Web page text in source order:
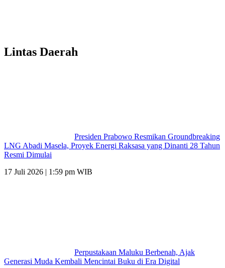
Lintas Daerah
Presiden Prabowo Resmikan Groundbreaking
LNG Abadi Masela, Proyek Energi Raksasa yang Dinanti 28 Tahun
Resmi Dimulai
17 Juli 2026 | 1:59 pm WIB
Perpustakaan Maluku Berbenah, Ajak
Generasi Muda Kembali Mencintai Buku di Era Digital